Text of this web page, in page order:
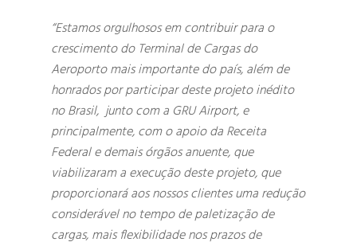
“Estamos orgulhosos em contribuir para o
crescimento do Terminal de Cargas do
Aeroporto mais importante do país, além de
honrados por participar deste projeto inédito
no Brasil, junto com a GRU Airport, e
principalmente, com o apoio da Receita
Federal e demais órgãos anuente, que
viabilizaram a execução deste projeto, que
proporcionará aos nossos clientes uma redução
considerável no tempo de paletização de
cargas, mais flexibilidade nos prazos de